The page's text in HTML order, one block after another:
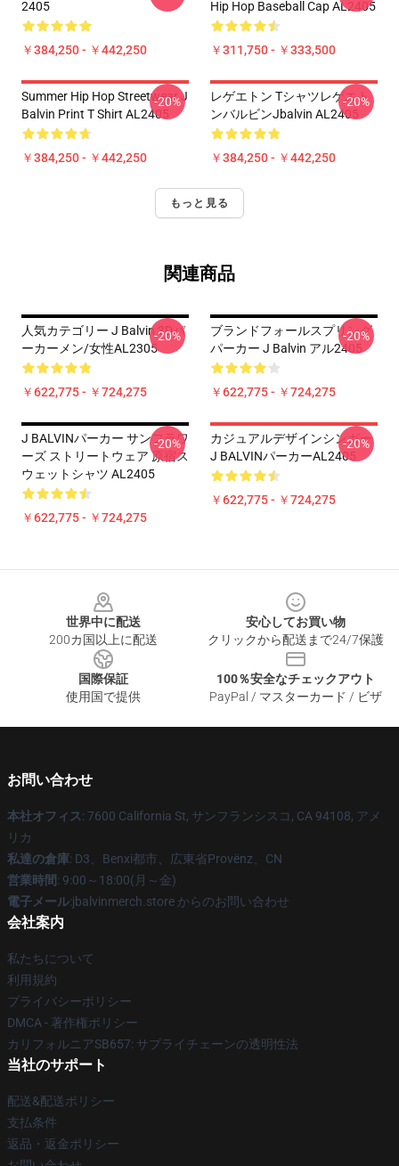
2405
￥384,250 - ￥442,250
Hip Hop Baseball Cap AL2405
￥311,750 - ￥333,500
Summer Hip Hop Streetwear J
Balvin Print T Shirt AL2405
￥384,250 - ￥442,250
-20%
レゲエトン Tシャツレゲエト
ンバルビンjbalvin AL2405
￥384,250 - ￥442,250
-20%
もっと見る
関連商品
人気カテゴリー J Balvin 3Dパ
ーカーメン/女性AL2305
￥622,775 - ￥724,275
-20%
ブランドフォールスプリング
パーカー J Balvin アル2405
￥622,775 - ￥724,275
-20%
J BALVINパーカー サンフラワ
ーズ ストリートウェア 原宿ス
ウェットシャツ AL2405
￥622,775 - ￥724,275
-20%
カジュアルデザインシンガー
J BALVINパーカーAL2405
￥622,775 - ￥724,275
-20%
世界中に配送
200カ国以上に配送
安心してお買い物
クリックから配送まで24/7保護
国際保証
使用国で提供
100％安全なチェックアウト
PayPal / マスターカード / ビザ
お問い合わせ
本社オフィス: 7600 California St, サンフランシスコ, CA 94108, アメ
リカ
私達の倉庫: D3、Benxi都市、広東省Provënz、CN
営業時間: 9:00～18:00(月～金)
電子メール:jbalvinmerch.store からのお問い合わせ
会社案内
私たちについて
利用規約
プライバシーポリシー
DMCA - 著作権ポリシー
カリフォルニアSB657: サプライチェーンの透明性法
当社のサポート
配送&配送ポリシー
支払条件
返品・返金ポリシー